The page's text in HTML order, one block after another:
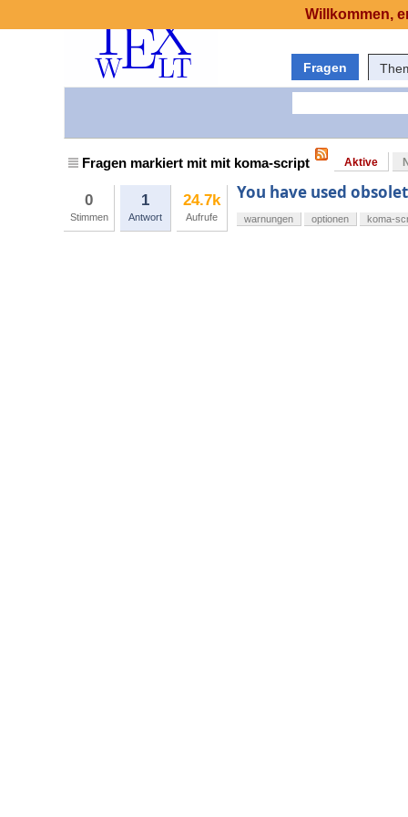
Fragen
Fragen markiert mit mit koma-script Aktive
0
Stimmen
1
Antwort
24.7k
Aufrufe
You have used
warnungen optionen koma-
Willkommen,